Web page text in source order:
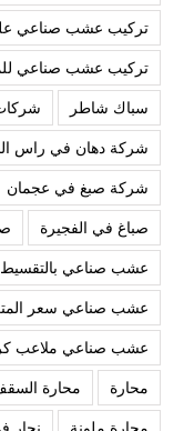
تركيب عشب صناعي
تركيب عشب صناعي
سباك شاطر
شركة دهان في راس
شركة صبغ في عجمان
صباغ في الفجيرة
عشب صناعي بالتقسيط
عشب صناعي سعر
عشب صناعي ملاعب
محارة
محارة